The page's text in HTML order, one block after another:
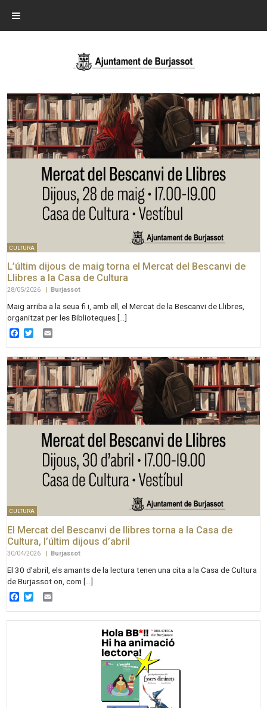
CULTURA
L’últim dijous de maig torna el Mercat del Bescanvi de
Llibres a la Casa de Cultura
28/05/2026 Burjassot
Maig arriba a la seua fi i, amb ell, el Mercat de la Bescanvi de Llibres,
organitzat per les Biblioteques […]
Facebook
Twitter
CULTURA
El Mercat del Bescanvi de llibres torna a la Casa de
Cultura, l’últim dijous d’abril
30/04/2026 | Burjassot
El 30 d’abril, els amants de la lectura tenen una cita a la Casa de Cultura
de Burjassot on, com […]
Facebook
Twitter